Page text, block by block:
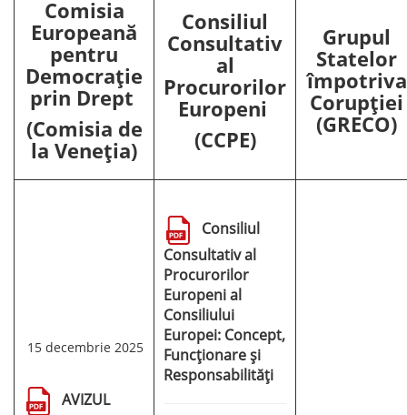
Comisia
Europeană
pentru
Democrație
prin Drept
(Comisia de
la Veneția)
Consiliul
Consultativ
al
Procurorilor
Europeni
(CCPE)
Grupul
Statelor
împotriva
Corupției
(GRECO)
15 decembrie 2025
AVIZUL
Consiliul
Consultativ al
Procurorilor
Europeni al
Consiliului
Europei: Concept,
Funcționare și
Responsabilități